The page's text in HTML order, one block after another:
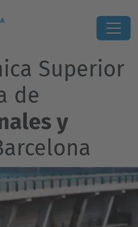
Superior
de
y